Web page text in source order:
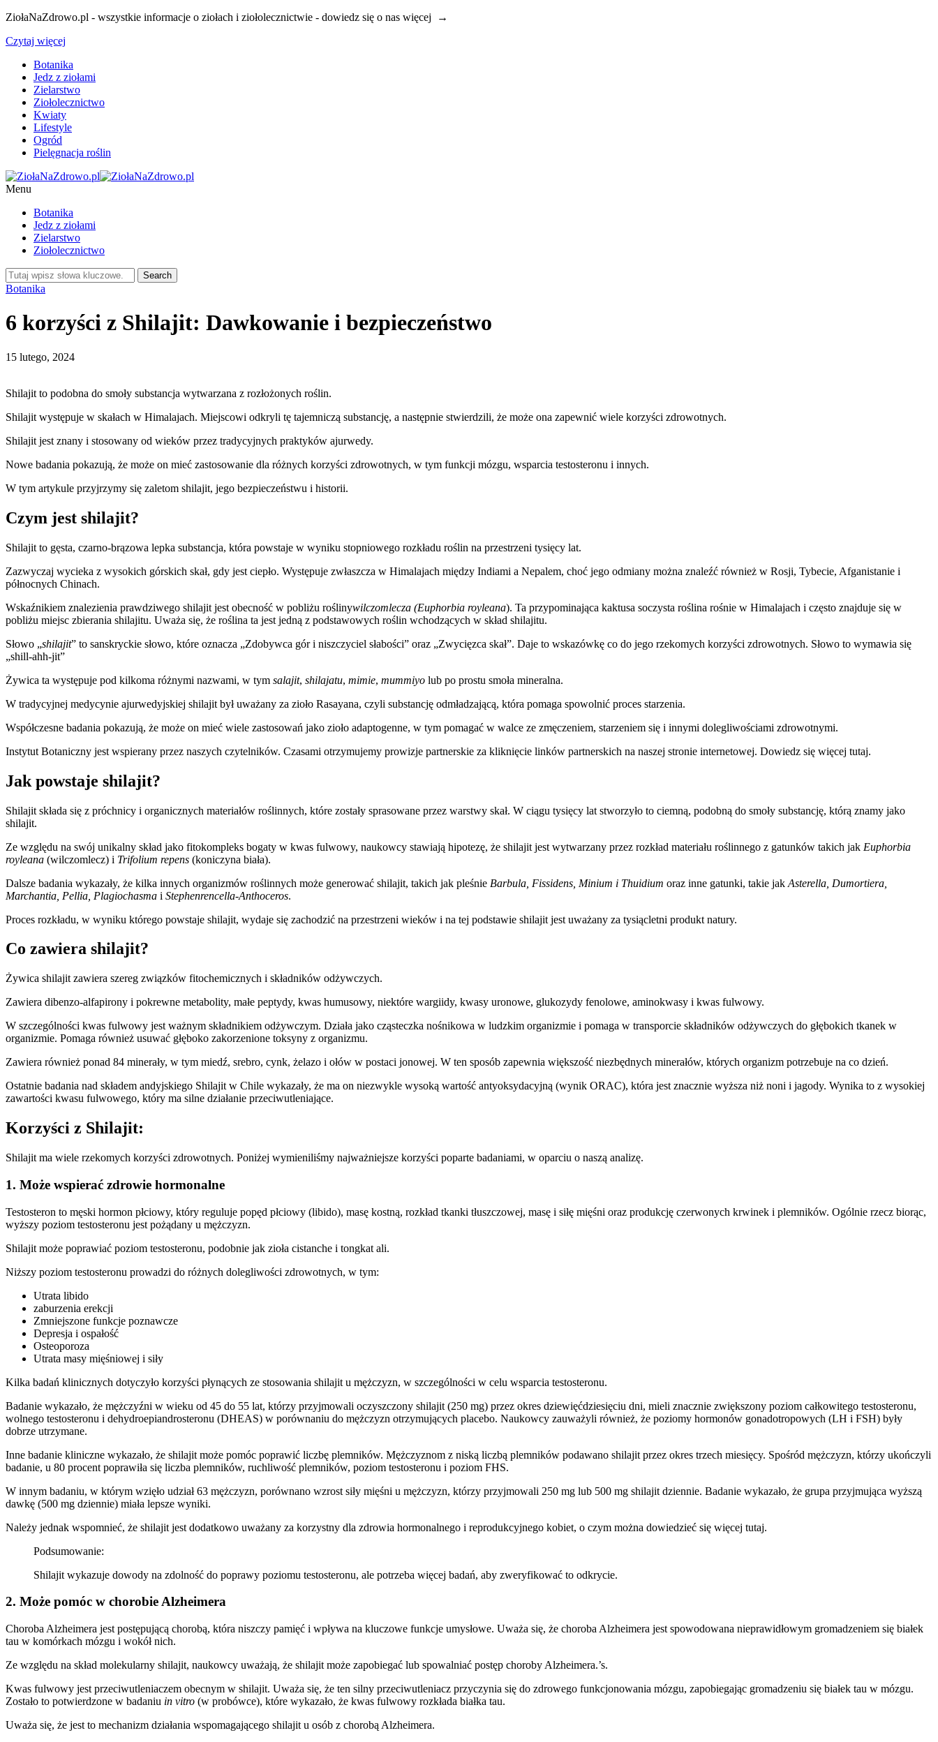
ZiołaNaZdrowo.pl - wszystkie informacje o ziołach i ziołolecznictwie - dowiedz się o nas więcej →
Czytaj więcej
Botanika
Jedz z ziołami
Zielarstwo
Ziołolecznictwo
Kwiaty
Lifestyle
Ogród
Pielęgnacja roślin
Menu
Botanika
Jedz z ziołami
Zielarstwo
Ziołolecznictwo
Botanika
6 korzyści z Shilajit: Dawkowanie i bezpieczeństwo
15 lutego, 2024
Shilajit to podobna do smoły substancja wytwarzana z rozłożonych roślin.
Shilajit występuje w skałach w Himalajach. Miejscowi odkryli tę tajemniczą substancję, a następnie stwierdzili, że może ona zapewnić wiele korzyści zdrowotnych.
Shilajit jest znany i stosowany od wieków przez tradycyjnych praktyków ajurwedy.
Nowe badania pokazują, że może on mieć zastosowanie dla różnych korzyści zdrowotnych, w tym funkcji mózgu, wsparcia testosteronu i innych.
W tym artykule przyjrzymy się zaletom shilajit, jego bezpieczeństwu i historii.
Czym jest shilajit?
Shilajit to gęsta, czarno-brązowa lepka substancja, która powstaje w wyniku stopniowego rozkładu roślin na przestrzeni tysięcy lat.
Zazwyczaj wycieka z wysokich górskich skał, gdy jest ciepło. Występuje zwłaszcza w Himalajach między Indiami a Nepalem, choć jego odmiany można znaleźć również w Rosji, Tybecie, Afganistanie i
północnych Chinach.
Wskaźnikiem znalezienia prawdziwego shilajit jest obecność w pobliżu roślinywilczomlecza (Euphorbia royleana). Ta przypominająca kaktusa soczysta roślina rośnie w Himalajach i często znajduje się w
pobliżu miejsc zbierania shilajitu. Uważa się, że roślina ta jest jedną z podstawowych roślin wchodzących w skład shilajitu.
Słowo „shilajit” to sanskryckie słowo, które oznacza „Zdobywca gór i niszczyciel słabości” oraz „Zwycięzca skał”. Daje to wskazówkę co do jego rzekomych korzyści zdrowotnych. Słowo to wymawia się
„shill-ahh-jit”
Żywica ta występuje pod kilkoma różnymi nazwami, w tym salajit, shilajatu, mimie, mummiyo lub po prostu smoła mineralna.
W tradycyjnej medycynie ajurwedyjskiej shilajit był uważany za zioło Rasayana, czyli substancję odmładzającą, która pomaga spowolnić proces starzenia.
Współczesne badania pokazują, że może on mieć wiele zastosowań jako zioło adaptogenne, w tym pomagać w walce ze zmęczeniem, starzeniem się i innymi dolegliwościami zdrowotnymi.
Instytut Botaniczny jest wspierany przez naszych czytelników. Czasami otrzymujemy prowizje partnerskie za kliknięcie linków partnerskich na naszej stronie internetowej. Dowiedz się więcej tutaj.
Jak powstaje shilajit?
Shilajit składa się z próchnicy i organicznych materiałów roślinnych, które zostały sprasowane przez warstwy skał. W ciągu tysięcy lat stworzyło to ciemną, podobną do smoły substancję, którą znamy jako
shilajit.
Ze względu na swój unikalny skład jako fitokompleks bogaty w kwas fulwowy, naukowcy stawiają hipotezę, że shilajit jest wytwarzany przez rozkład materiału roślinnego z gatunków takich jak Euphorbia
royleana (wilczomlecz) i Trifolium repens (koniczyna biała).
Dalsze badania wykazały, że kilka innych organizmów roślinnych może generować shilajit, takich jak pleśnie Barbula, Fissidens, Minium i Thuidium oraz inne gatunki, takie jak Asterella, Dumortiera,
Marchantia, Pellia, Plagiochasma i Stephenrencella-Anthoceros.
Proces rozkładu, w wyniku którego powstaje shilajit, wydaje się zachodzić na przestrzeni wieków i na tej podstawie shilajit jest uważany za tysiącletni produkt natury.
Co zawiera shilajit?
Żywica shilajit zawiera szereg związków fitochemicznych i składników odżywczych.
Zawiera dibenzo-alfapirony i pokrewne metabolity, małe peptydy, kwas humusowy, niektóre wargiidy, kwasy uronowe, glukozydy fenolowe, aminokwasy i kwas fulwowy.
W szczególności kwas fulwowy jest ważnym składnikiem odżywczym. Działa jako cząsteczka nośnikowa w ludzkim organizmie i pomaga w transporcie składników odżywczych do głębokich tkanek w
organizmie. Pomaga również usuwać głęboko zakorzenione toksyny z organizmu.
Zawiera również ponad 84 minerały, w tym miedź, srebro, cynk, żelazo i ołów w postaci jonowej. W ten sposób zapewnia większość niezbędnych minerałów, których organizm potrzebuje na co dzień.
Ostatnie badania nad składem andyjskiego Shilajit w Chile wykazały, że ma on niezwykle wysoką wartość antyoksydacyjną (wynik ORAC), która jest znacznie wyższa niż noni i jagody. Wynika to z wysokiej
zawartości kwasu fulwowego, który ma silne działanie przeciwutleniające.
Korzyści z Shilajit:
Shilajit ma wiele rzekomych korzyści zdrowotnych. Poniżej wymieniliśmy najważniejsze korzyści poparte badaniami, w oparciu o naszą analizę.
1. Może wspierać zdrowie hormonalne
Testosteron to męski hormon płciowy, który reguluje popęd płciowy (libido), masę kostną, rozkład tkanki tłuszczowej, masę i siłę mięśni oraz produkcję czerwonych krwinek i plemników. Ogólnie rzecz biorąc,
wyższy poziom testosteronu jest pożądany u mężczyzn.
Shilajit może poprawiać poziom testosteronu, podobnie jak zioła cistanche i tongkat ali.
Niższy poziom testosteronu prowadzi do różnych dolegliwości zdrowotnych, w tym:
Utrata libido
zaburzenia erekcji
Zmniejszone funkcje poznawcze
Depresja i ospałość
Osteoporoza
Utrata masy mięśniowej i siły
Kilka badań klinicznych dotyczyło korzyści płynących ze stosowania shilajit u mężczyzn, w szczególności w celu wsparcia testosteronu.
Badanie wykazało, że mężczyźni w wieku od 45 do 55 lat, którzy przyjmowali oczyszczony shilajit (250 mg) przez okres dziewięćdziesięciu dni, mieli znacznie zwiększony poziom całkowitego testosteronu,
wolnego testosteronu i dehydroepiandrosteronu (DHEAS) w porównaniu do mężczyzn otrzymujących placebo. Naukowcy zauważyli również, że poziomy hormonów gonadotropowych (LH i FSH) były
dobrze utrzymane.
Inne badanie kliniczne wykazało, że shilajit może pomóc poprawić liczbę plemników. Mężczyznom z niską liczbą plemników podawano shilajit przez okres trzech miesięcy. Spośród mężczyzn, którzy ukończyli
badanie, u 80 procent poprawiła się liczba plemników, ruchliwość plemników, poziom testosteronu i poziom FHS.
W innym badaniu, w którym wzięło udział 63 mężczyzn, porównano wzrost siły mięśni u mężczyzn, którzy przyjmowali 250 mg lub 500 mg shilajit dziennie. Badanie wykazało, że grupa przyjmująca wyższą
dawkę (500 mg dziennie) miała lepsze wyniki.
Należy jednak wspomnieć, że shilajit jest dodatkowo uważany za korzystny dla zdrowia hormonalnego i reprodukcyjnego kobiet, o czym można dowiedzieć się więcej tutaj.
Podsumowanie:
Shilajit wykazuje dowody na zdolność do poprawy poziomu testosteronu, ale potrzeba więcej badań, aby zweryfikować to odkrycie.
2. Może pomóc w chorobie Alzheimera
Choroba Alzheimera jest postępującą chorobą, która niszczy pamięć i wpływa na kluczowe funkcje umysłowe. Uważa się, że choroba Alzheimera jest spowodowana nieprawidłowym gromadzeniem się białek
tau w komórkach mózgu i wokół nich.
Ze względu na skład molekularny shilajit, naukowcy uważają, że shilajit może zapobiegać lub spowalniać postęp choroby Alzheimera.’s.
Kwas fulwowy jest przeciwutleniaczem obecnym w shilajit. Uważa się, że ten silny przeciwutleniacz przyczynia się do zdrowego funkcjonowania mózgu, zapobiegając gromadzeniu się białek tau w mózgu.
Zostało to potwierdzone w badaniu in vitro (w probówce), które wykazało, że kwas fulwowy rozkłada białka tau.
Uważa się, że jest to mechanizm działania wspomagającego shilajit u osób z chorobą Alzheimera.